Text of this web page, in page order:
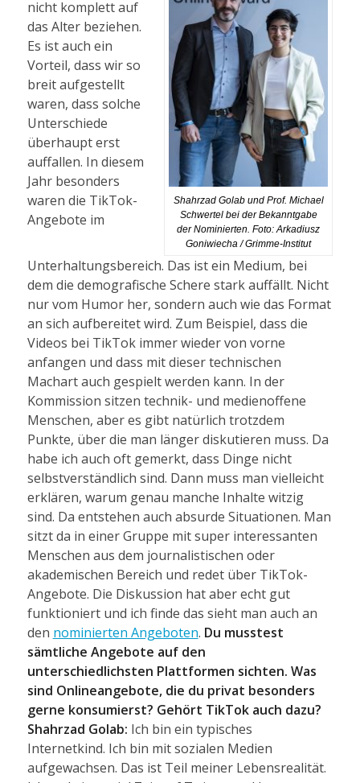
Shahrzad Golab und Prof. Michael
Schwertel bei der Bekanntgabe
der Nominierten. Foto: Arkadiusz
Goniwiecha / Grimme-Institut
nicht komplett auf
das Alter beziehen.
Es ist auch ein
Vorteil, dass wir so
breit aufgestellt
waren, dass solche
Unterschiede
überhaupt erst
auffallen. In diesem
Jahr besonders
waren die TikTok-
Angebote im
Unterhaltungsbereich. Das ist ein Medium, bei
dem die demografische Schere stark auffällt. Nicht
nur vom Humor her, sondern auch wie das Format
an sich aufbereitet wird. Zum Beispiel, dass die
Videos bei TikTok immer wieder von vorne
anfangen und dass mit dieser technischen
Machart auch gespielt werden kann. In der
Kommission sitzen technik- und medienoffene
Menschen, aber es gibt natürlich trotzdem
Punkte, über die man länger diskutieren muss. Da
habe ich auch oft gemerkt, dass Dinge nicht
selbstverständlich sind. Dann muss man vielleicht
erklären, warum genau manche Inhalte witzig
sind. Da entstehen auch absurde Situationen. Man
sitzt da in einer Gruppe mit super interessanten
Menschen aus dem journalistischen oder
akademischen Bereich und redet über TikTok-
Angebote. Die Diskussion hat aber echt gut
funktioniert und ich finde das sieht man auch an
den nominierten Angeboten. Du musstest
sämtliche Angebote auf den
unterschiedlichsten Plattformen sichten. Was
sind Onlineangebote, die du privat besonders
gerne konsumierst? Gehört TikTok auch dazu?
Shahrzad Golab: Ich bin ein typisches
Internetkind. Ich bin mit sozialen Medien
aufgewachsen. Das ist Teil meiner Lebensrealität.